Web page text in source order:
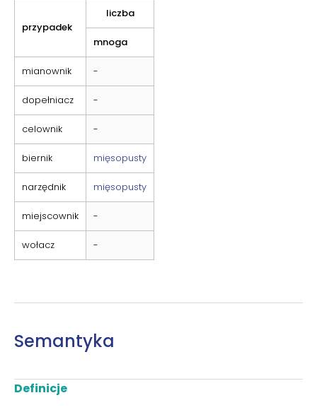
przypadek
liczba
mnoga
mianownik -
dopełniacz -
celownik -
biernik mięsopusty
narzędnik mięsopusty
miejscownik -
wołacz -
Semantyka
Definicje